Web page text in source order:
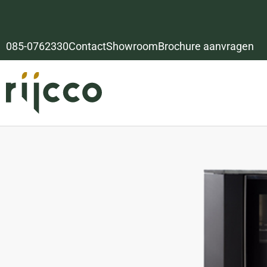
085-0762330ContactShowroomBrochure aanvragen